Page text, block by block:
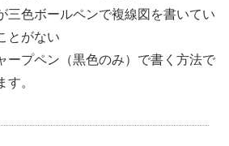
三色ボールペンで複線図を書いてい
とがない
ープペン（黒色のみ）で書く方法で
。